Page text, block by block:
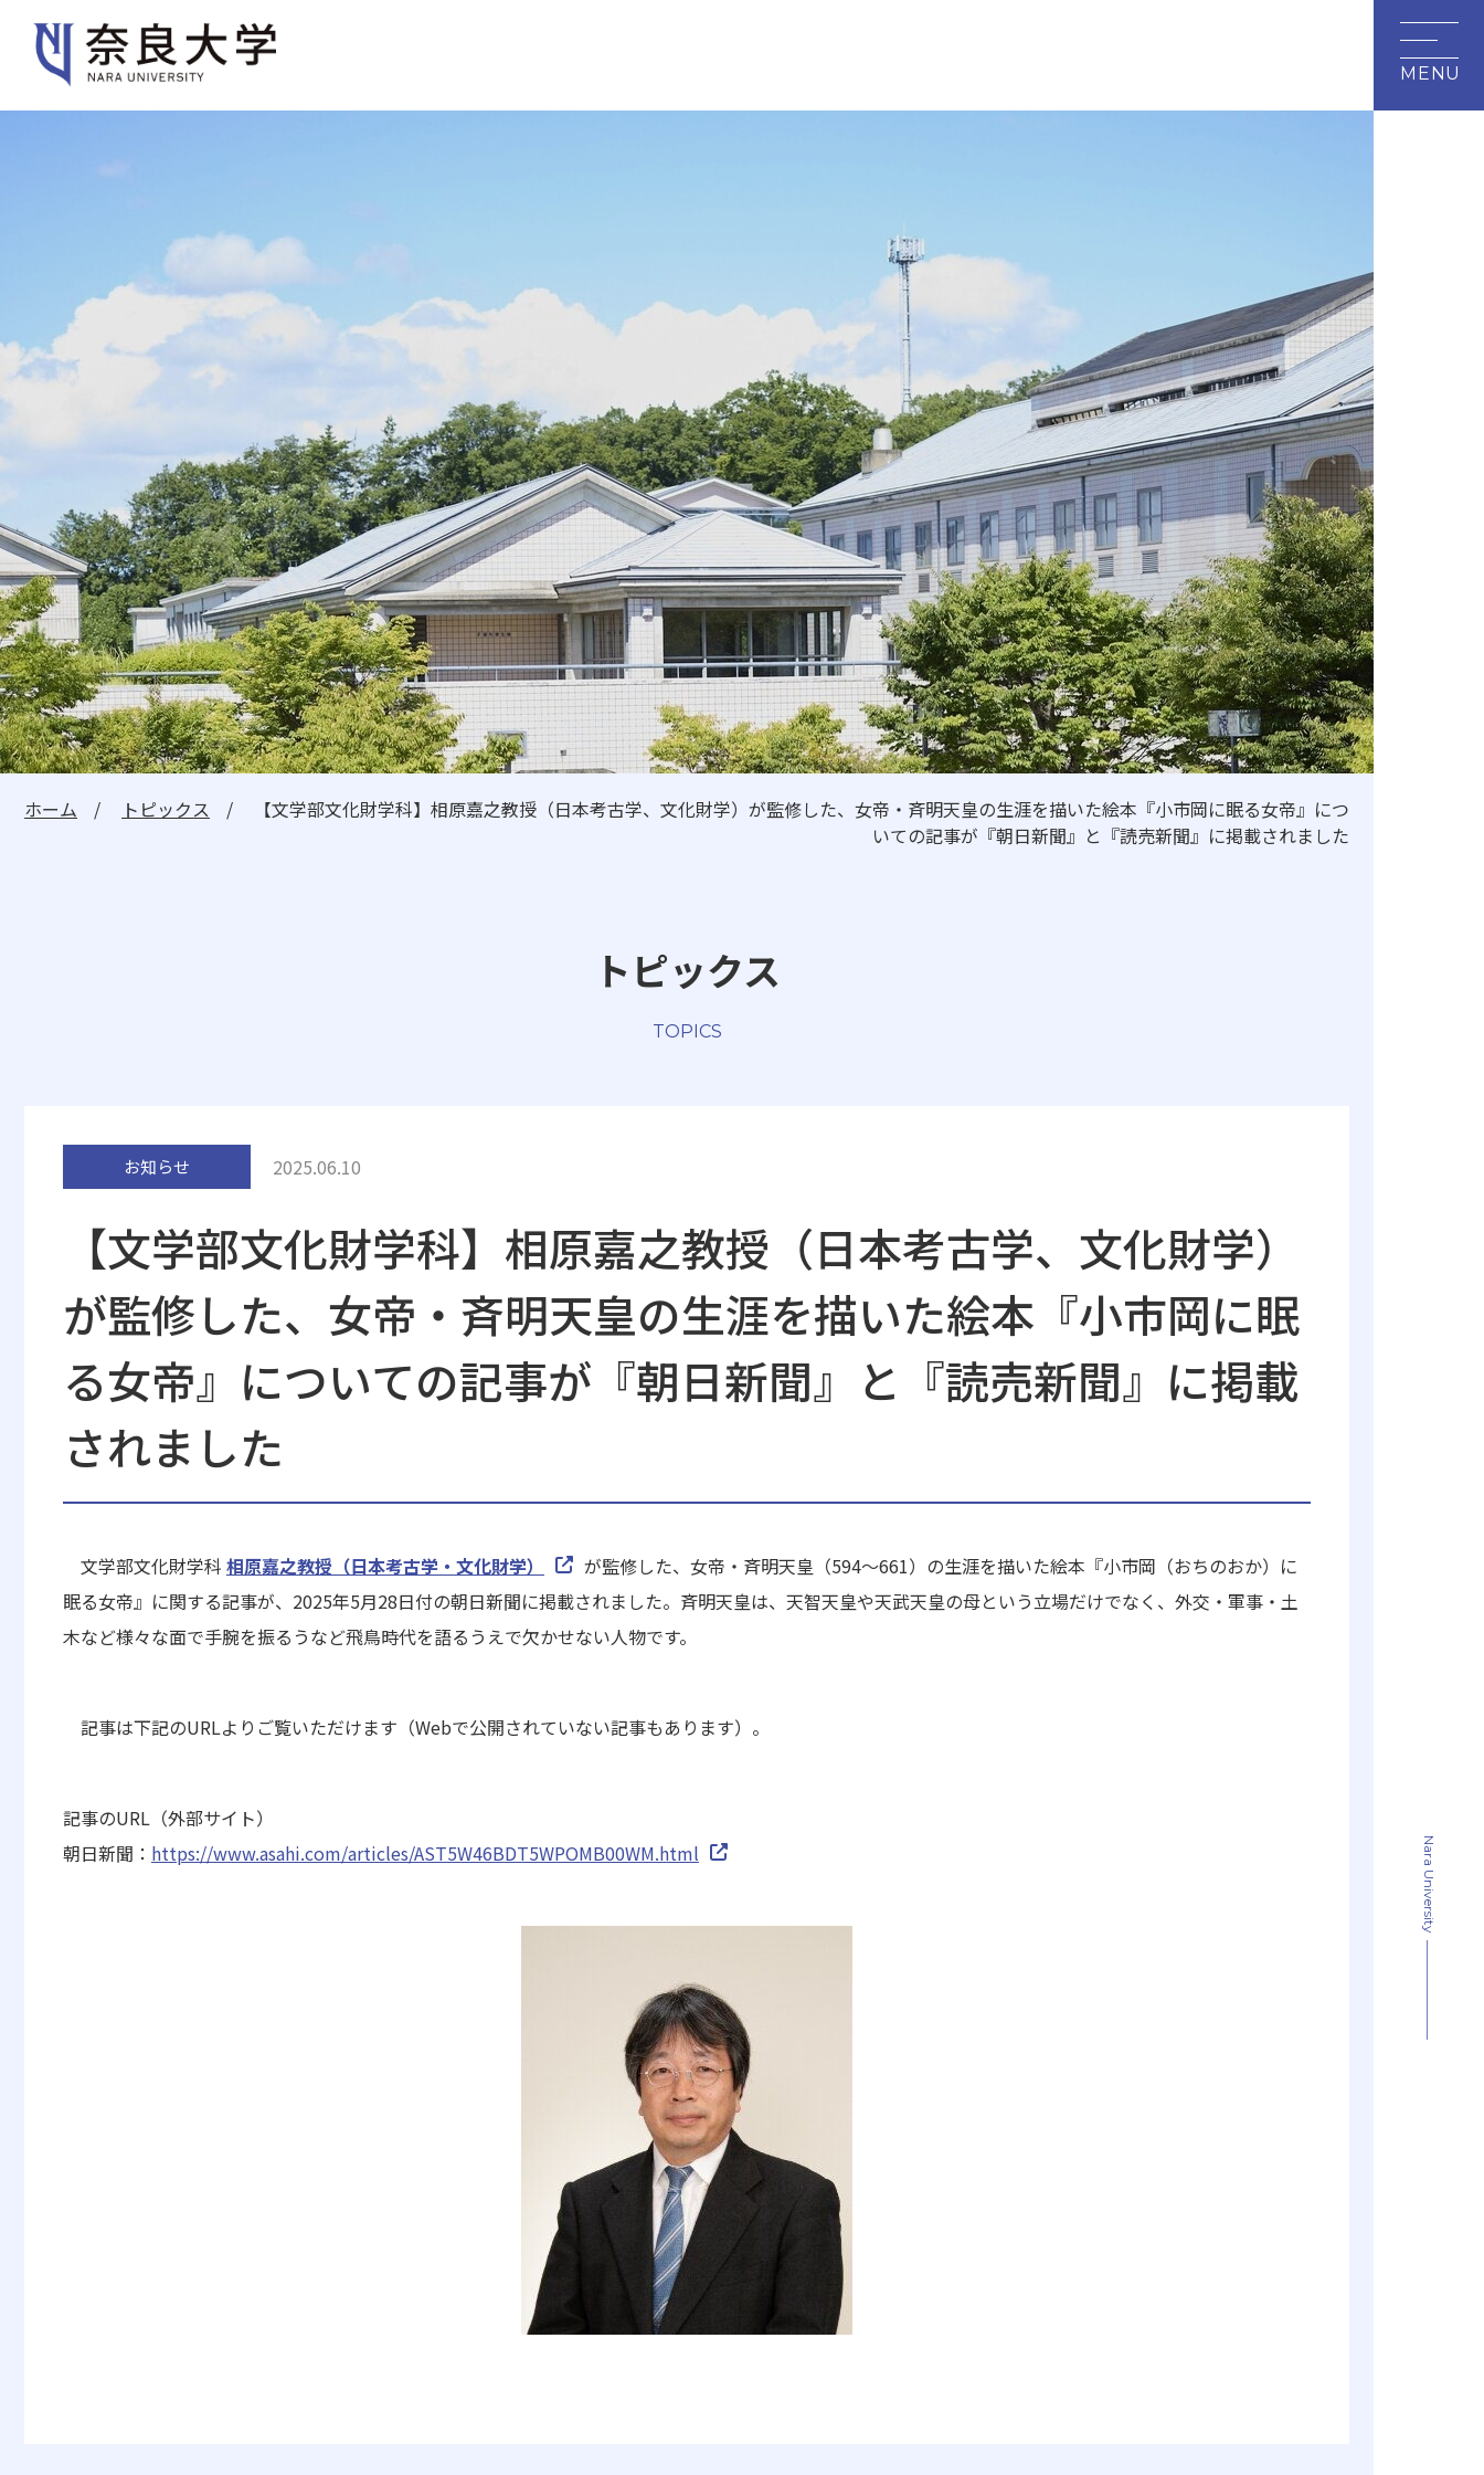
Nara University
大学案内
キャンパスガイド
規則・ポリシー
建学の精神・教学の理念
理事長メッセージ
学長メッセージ
教員紹介
教育情報の公開
教職課程の情報公開
財務情報・監査報告公開
寄附行為
役員報酬基準
役員名簿
日本高等教育評価機構による認証評価
自己点検・自己評価
広報誌
高大連携・国際交流
ニュース・トピックス
地歴甲子園
ホーム トピックス
【文学部文化財学科】相原嘉之教授（日本考古学、文化財学）が監修した、女帝・斉明天皇の生涯を描いた絵本『小市岡に眠る女帝』につ
いての記事が『朝日新聞』と『読売新聞』に掲載されました
トピックス
TOPICS
お知らせ 2025.06.10
【文学部文化財学科】相原嘉之教授（日本考古学、文化財学）
が監修した、女帝・斉明天皇の生涯を描いた絵本『小市岡に眠
る女帝』についての記事が『朝日新聞』と『読売新聞』に掲載
されました
文学部文化財学科 相原嘉之教授（日本考古学・文化財学）
が監修した、女帝・斉明天皇（594～661）の生涯を描いた絵本『小市岡（おちのおか）に
眠る女帝』に関する記事が、2025年5月28日付の朝日新聞に掲載されました。斉明天皇は、天智天皇や天武天皇の母という立場だけでなく、外交・軍事・土
木など様々な面で手腕を振るうなど飛鳥時代を語るうえで欠かせない人物です。
記事は下記のURLよりご覧いただけます（Webで公開されていない記事もあります）。
記事のURL（外部サイト）
朝日新聞： https://www.asahi.com/articles/AST5W46BDT5WPOMB00WM.html